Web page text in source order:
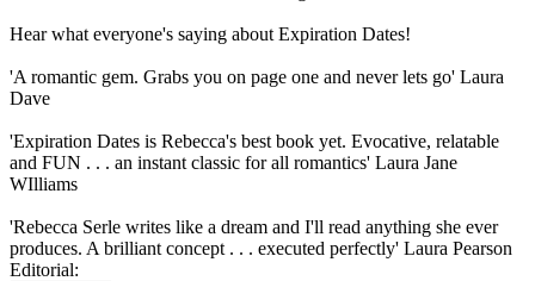
Hear what everyone's saying about Expiration Dates!
'A romantic gem. Grabs you on page one and never lets go' Laura
Dave
'Expiration Dates is Rebecca's best book yet. Evocative, relatable
and FUN . . . an instant classic for all romantics' Laura Jane
WIlliams
'Rebecca Serle writes like a dream and I'll read anything she ever
produces. A brilliant concept . . . executed perfectly' Laura Pearson
Editorial: